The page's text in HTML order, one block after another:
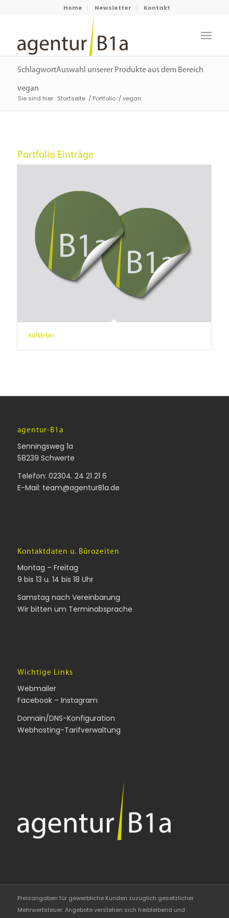
Home Newsletter Kontakt
SchlagwortAuswahl unserer Produkte aus dem Bereich
vegan
Sie sind hier: Startseite / Portfolio / vegan
Portfolio Einträge
Aufkleber
agentur-B1a
Senningsweg 1a
58239 Schwerte
Telefon: 02304. 24 21 21 6
E-Mail: team@agenturB1a.de
Kontaktdaten u. Bürozeiten
Montag – Freitag
9 bis 13 u. 14 bis 18 Uhr
Samstag nach Vereinbarung
Wir bitten um Terminabsprache
Wichtige Links
Webmailer
Facebook– Instagram
Domain/DNS-Konfiguration
Webhosting-Tarifverwaltung
Preisangaben für gewerbliche Kunden zuzüglich gesetzlicher
Mehrwertsteuer. Angebote verstehen sich freibleibend und